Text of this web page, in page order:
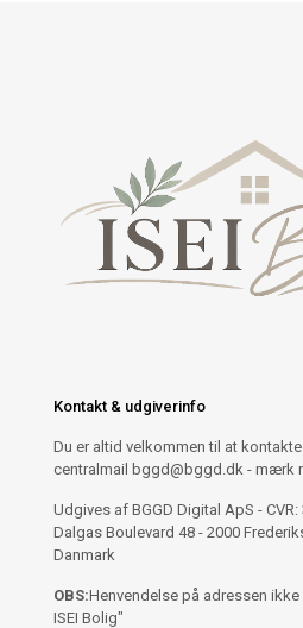
Kontakt & udgiverinfo
Du er altid velkommen til at
centralmail bggd@bggd.dk - mærk
Udgives af BGGD Digital ApS - CVR:
Dalgas Boulevard 48 - 2000
Danmark
OBS:Henvendelse på adressen
ISEI Bolig"